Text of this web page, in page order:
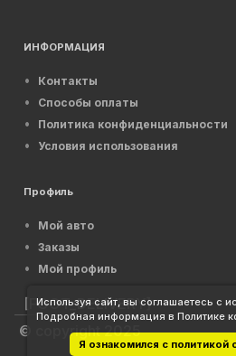
ИНФОРМАЦИЯ
Контакты
Способы оплаты
Политика конфиденциальности
Условия использования
Профиль
Мой авто
Заказы
Мой профиль
[FOOT_DELIVERY]
© copyright 2025
Используя сайт, вы соглашаетесь с
Подробная информация в Политике
Я ознакомился с